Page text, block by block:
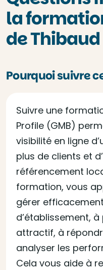
la
de Thibaud
Pourquoi suivre
Suivre une
Profile (GMB)
visibilité en ligne
plus de clients et
référencement
formation, vous
gérer
d’établissement,
attractif, à
analyser les
Cela vous aide à